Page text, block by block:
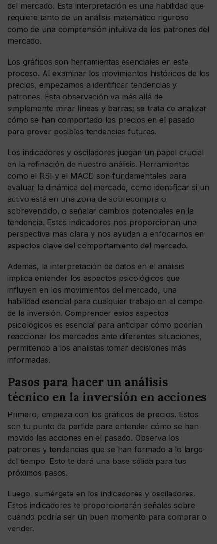
del mercado. Esta interpretación es una habilidad que
requiere tanto de un análisis matemático riguroso
como de una comprensión intuitiva de los patrones del
mercado.
Los gráficos son herramientas esenciales en este
proceso. Al examinar los movimientos históricos de los
precios, empezamos a identificar tendencias y
patrones. Esta observación va más allá de
simplemente mirar líneas y barras; se trata de analizar
cómo se han comportado los precios en el pasado
para prever posibles tendencias futuras.
Los indicadores y osciladores juegan un papel crucial
en la refinación de nuestro análisis. Herramientas
como el RSI y el MACD son fundamentales para
evaluar la dinámica del mercado, como identificar si un
activo está en una zona de sobrecompra o
sobrevendido, o señalar cambios potenciales en la
tendencia. Estos indicadores nos proporcionan una
perspectiva más clara y nos ayudan a enfocarnos en
aspectos clave del comportamiento del mercado.
Además, la interpretación de datos en el análisis
implica entender los aspectos psicológicos que
influyen en los movimientos del mercado, una
habilidad esencial para cualquier trabajo en el campo
de la inversión. Comprender estos aspectos
psicológicos es esencial para anticipar cómo podrían
reaccionar los mercados ante diferentes situaciones,
permitiendo a los analistas tomar decisiones más
informadas.
Pasos para hacer un análisis
técnico en la inversión en acciones
Primero, empieza con los gráficos de precios. Estos
son tu punto de partida para entender cómo se han
movido las acciones en el pasado. Observa los
patrones y tendencias que se han formado a lo largo
del tiempo. Esto te dará una base sólida para tus
próximos pasos.
Luego, sumérgete en los indicadores y osciladores.
Estos indicadores te proporcionarán señales sobre
cuándo podría ser un buen momento para comprar o
vender.